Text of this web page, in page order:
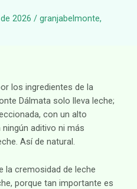
2026 / granjabelmonte,
los ingredientes de la
Dálmata solo lleva leche;
con un alto
aditivo ni más
Así de natural.
la cremosidad de leche
porque tan importante es